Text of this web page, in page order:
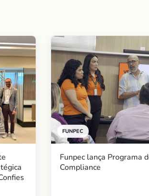
FUNPEC
Funpec lança Programa
Compliance